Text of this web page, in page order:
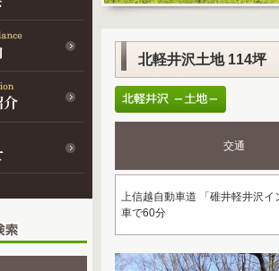
北軽井沢土地 114坪
交通
上信越自動車道 「碓井軽井沢イ
車で60分